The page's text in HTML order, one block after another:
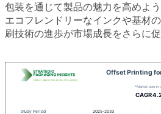
包装を通じて製品の魅力を高めよ
エコフレンドリーなインクや基材
刷技術の進歩が市場成長をさらに促